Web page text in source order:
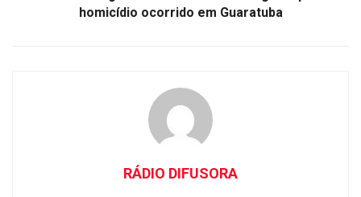
homicídio ocorrido em Guaratuba
RÁDIO DIFUSORA